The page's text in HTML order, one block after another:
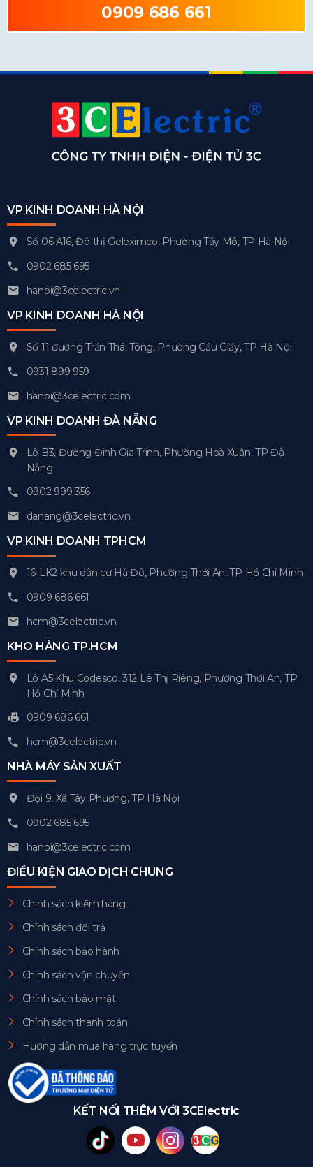
0909 686 661
VP KINH DOANH HÀ NỘI
Số 06 A16, Đô thị Geleximco, Phường Tây Mỗ, TP Hà Nội
0902 685 695
hanoi@3celectric.vn
VP KINH DOANH HÀ NỘI
Số 11 đường Trần Thái Tông, Phường Cầu Giấy, TP Hà Nội
0931 899 959
hanoi@3celectric.com
VP KINH DOANH ĐÀ NẴNG
Lô B3, Đường Đinh Gia Trinh, Phường Hoà Xuân, TP Đà
Nẵng
0902 999 356
danang@3celectric.vn
VP KINH DOANH TPHCM
16-LK2 khu dân cư Hà Đô, Phường Thới An, TP Hồ Chí Minh
0909 686 661
hcm@3celectric.vn
KHO HÀNG TP.HCM
Lô A5 Khu Codesco, 312 Lê Thị Riêng, Phường Thới An, TP
Hồ Chí Minh
0909 686 661
hcm@3celectric.vn
NHÀ MÁY SẢN XUẤT
Đội 9, Xã Tây Phương, TP Hà Nội
0902 685 695
hanoi@3celectric.com
ĐIỀU KIỆN GIAO DỊCH CHUNG
Chính sách kiểm hàng
Chính sách đổi trả
Chính sách bảo hành
Chính sách vận chuyển
Chính sách bảo mật
Chính sách thanh toán
Hướng dẫn mua hàng trực tuyến
KẾT NỐI THÊM VỚI 3CElectric